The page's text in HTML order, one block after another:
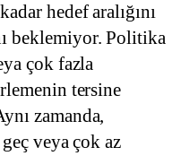
hedef aralığını
beklemiyor. Politika
çok fazla
tersine
zamanda,
veya çok az